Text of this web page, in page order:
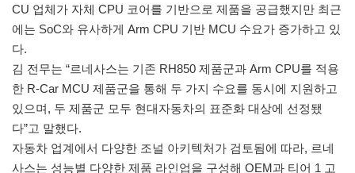
CU 업체가 자체 CPU 코어를 기반으로 제품을 공급했지만 최근
에는 SoC와 유사하게 Arm CPU 기반 MCU 수요가 증가하고 있
다.
김 전무는 “르네사스는 기존 RH850 제품군과 Arm CPU를 적용
한 R-Car MCU 제품군을 통해 두 가지 수요를 동시에 지원하고
있으며, 두 제품군 모두 현대자동차의 표준화 대상에 선정됐
다”고 말했다.
자동차 업계에서 다양한 조널 아키텍처가 검토됨에 따라, 르네
사스는 성능별 다양한 제품 라인업을 구성해 OEM과 티어 1 고